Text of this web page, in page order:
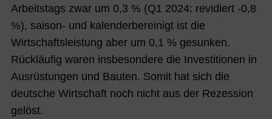
Arbeitstags zwar um 0,3 % (Q1 2024: revidiert -0,8
%), saison- und kalenderbereinigt ist die
Wirtschaftsleistung aber um 0,1 % gesunken.
Rückläufig waren insbesondere die Investitionen in
Ausrüstungen und Bauten. Somit hat sich die
deutsche Wirtschaft noch nicht aus der Rezession
gelöst.